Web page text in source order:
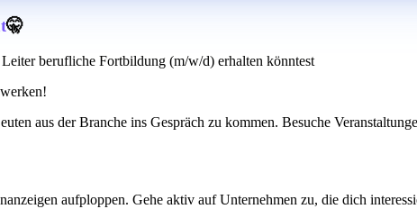
🤫
berufliche Fortbildung (m/w/d) erhalten könntest
aus der Branche ins Gespräch zu kommen. Besuche
aufploppen. Gehe aktiv auf Unternehmen zu, die dich